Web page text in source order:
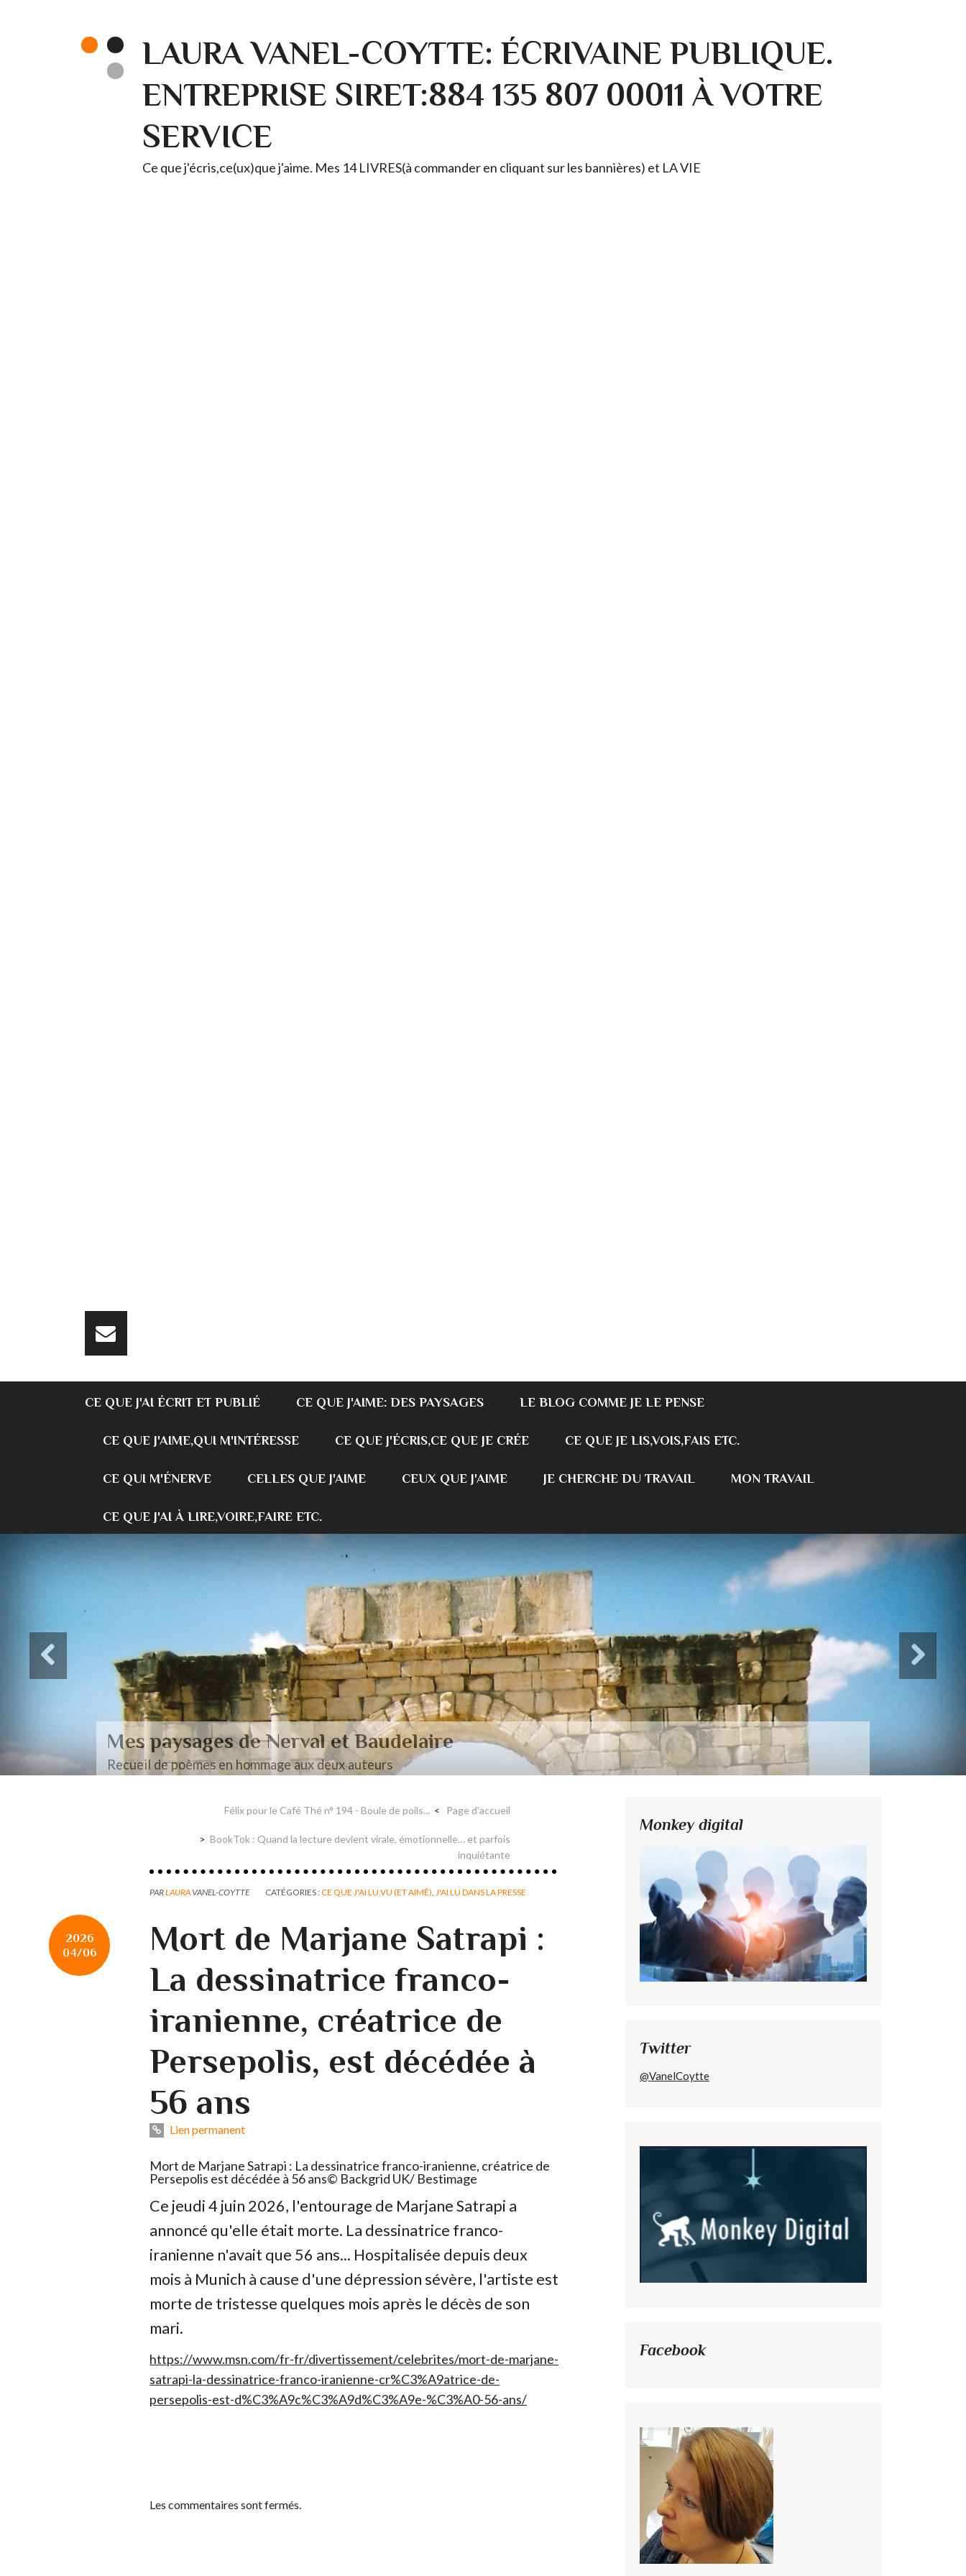
LAURA VANEL-COYTTE: ÉCRIVAINE PUBLIQUE.
ENTREPRISE SIRET:884 135 807 00011 À VOTRE
SERVICE
Ce que j'écris,ce(ux)que j'aime. Mes 14 LIVRES(à commander en cliquant sur les bannières) et LA VIE
CE QUE J'AI ÉCRIT ET PUBLIÉ CE QUE J'AIME: DES PAYSAGES LE BLOG COMME JE LE PENSE
CE QUE J'AIME,QUI M'INTÉRESSE CE QUE J'ÉCRIS,CE QUE JE CRÉE CE QUE JE LIS,VOIS,FAIS ETC.
CE QUI M'ÉNERVE CELLES QUE J'AIME CEUX QUE J'AIME JE CHERCHE DU TRAVAIL MON TRAVAIL
CE QUE J'AI À LIRE,VOIRE,FAIRE ETC.
Des paysages de Baudelaire et Nerval
Mon mémoire de maîtrise
Félix pour le Café Thé n° 194 - Boule de poils... Page d'accueil
BookTok : Quand la lecture devient virale, émotionnelle… et parfois
inquiétante
PARLAURA VANEL-COYTTE CATÉGORIES :CE QUE J'AI LU,VU (ET AIMÉ) J'AI LU DANS LA PRESSE
2026
04/06
Mort de Marjane Satrapi :
La dessinatrice franco-
iranienne, créatrice de
Persepolis, est décédée à
56 ans
Lien permanent
Mort de Marjane Satrapi : La dessinatrice franco-iranienne, créatrice de
Persepolis est décédée à 56 ans© Backgrid UK/ Bestimage
Ce jeudi 4 juin 2026, l'entourage de Marjane Satrapi a
annoncé qu'elle était morte. La dessinatrice franco-
iranienne n'avait que 56 ans... Hospitalisée depuis deux
mois à Munich à cause d'une dépression sévère, l'artiste est
morte de tristesse quelques mois après le décès de son
mari.
https://www.msn.com/fr-fr/divertissement/celebrites/mort-de-marjane-
satrapi-la-dessinatrice-franco-iranienne-cr%C3%A9atrice-de-
persepolis-est-d%C3%A9c%C3%A9d%C3%A9e-%C3%A0-56-ans/
Les commentaires sont fermés.
Monkey digital
Twitter
@VanelCoytte
Facebook